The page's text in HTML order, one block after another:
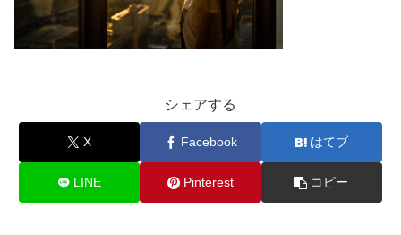
シェアする
X Facebook はてブ
LINE Pinterest コピー